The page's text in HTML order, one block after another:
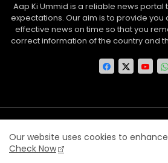
Aap Ki Ummid is a reliable news portal
expectations. Our aim is to provide
effective news on time so that you
correct information of the country and
Disclaimer
Terms and
Our website uses cookies to
Check Now